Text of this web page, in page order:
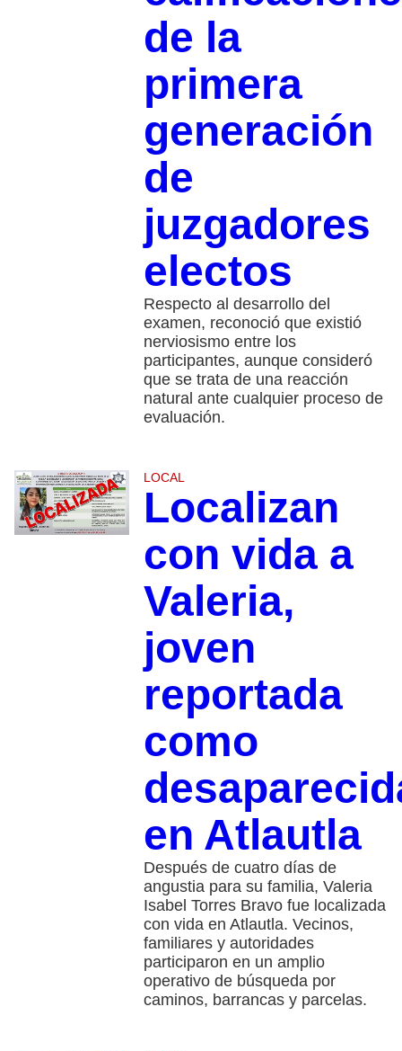
de la
primera
generación
de
juzgadores
electos
Respecto al desarrollo del
examen, reconoció que existió
nerviosismo entre los
participantes, aunque consideró
que se trata de una reacción
natural ante cualquier proceso de
evaluación.
LOCAL
Localizan
con vida a
Valeria,
joven
reportada
como
en Atlautla
Después de cuatro días de
angustia para su familia, Valeria
Isabel Torres Bravo fue localizada
con vida en Atlautla. Vecinos,
familiares y autoridades
participaron en un amplio
operativo de búsqueda por
caminos, barrancas y parcelas.